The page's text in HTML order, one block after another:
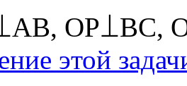
ОР⟘ВС,
этой